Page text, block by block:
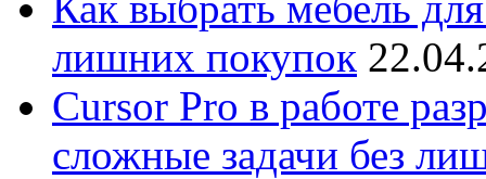
лишних покупок
Cursor Pro в работе
сложные задачи без